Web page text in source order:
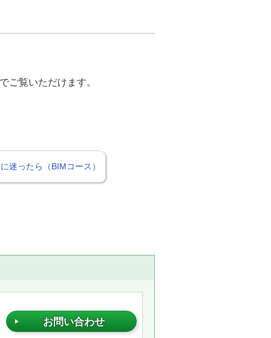
。スクール受講後の「困っ
レホンサポートスタンダー
ご覧いただけます。
迷ったら（BIMコース）
お問い合わせ